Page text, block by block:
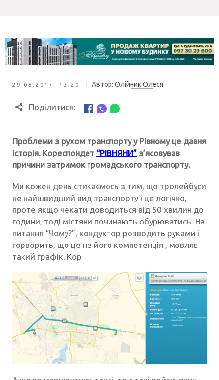
29.08.2017 13:20 Автор: Олійник Олеся
Поділитися:
Проблеми з рухом транспорту у Рівному це давня
історія. Кореспондет “РІВНЯНИ” з’ясовував
причини затримок громадського транспорту.
Ми кожен день стикаємось з тим, що тролейбуси
не найшвидший вид транспорту і це логічно,
проте якщо чекати доводиться від 50 хвилин до
години, тоді містяни починають обурюватись. На
питання “Чому?”, кондуктор розводить руками і
горворить, що це не його компетенція , мовляв
такий графік. Кор